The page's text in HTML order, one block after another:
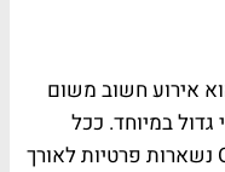
אירוע חשוב משום
במיוחד. ככל
שחברות AI כמו אנתרופיק ו-OpenAI נשארות פרטיות לאורך